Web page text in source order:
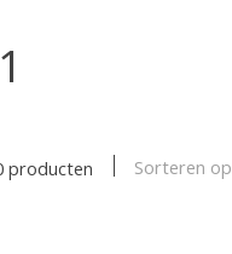
producten Sorteren op